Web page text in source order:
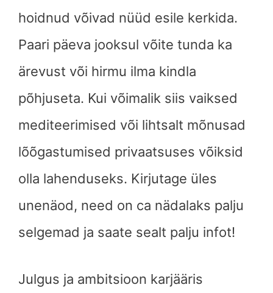
hoidnud võivad nüüd esile kerkida.
Paari päeva jooksul võite tunda ka
ärevust või hirmu ilma kindla
põhjuseta. Kui võimalik siis vaiksed
mediteerimised või lihtsalt mõnusad
lõõgastumised privaatsuses võiksid
olla lahenduseks. Kirjutage üles
unenäod, need on ca nädalaks palju
selgemad ja saate sealt palju infot!
Julgus ja ambitsioon karjääris